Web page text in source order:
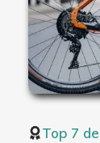
Top 7